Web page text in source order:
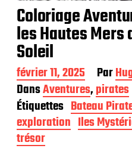
Coloriage
les Hautes Mers
Soleil
D
a
t
e
d
e
p
février 11, 2025 Par
DansAventures,pirates
Étiquettes Bateau
exploration Iles
trésor